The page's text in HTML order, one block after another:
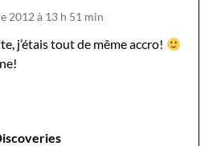
2012 à 13 h 51 min
j’étais tout de même accro!